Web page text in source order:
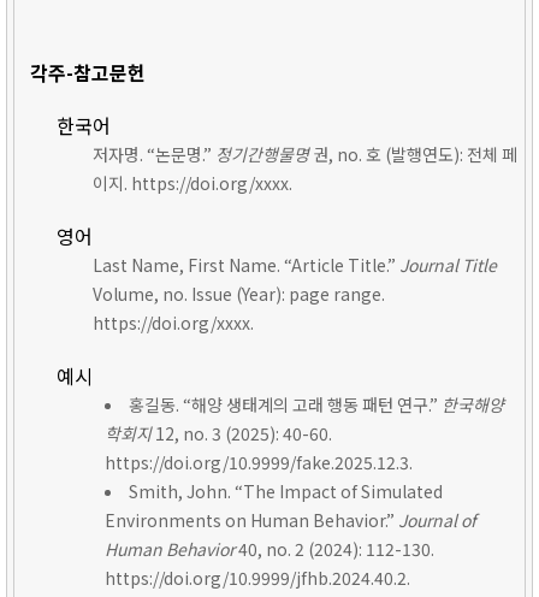
각주-참고문헌
한국어
저자명. “논문명.” 정기간행물명권, no. 호 (발행연도): 전체 페
이지. https://doi.org/xxxx.
영어
Last Name, First Name. “Article Title.” Journal Title
Volume, no. Issue (Year): page range.
https://doi.org/xxxx.
예시
홍길동. “해양 생태계의 고래 행동 패턴 연구.” 한국해양
학회지12, no. 3 (2025): 40-60.
https://doi.org/10.9999/fake.2025.12.3.
Smith, John. “The Impact of Simulated
Environments on Human Behavior.” Journal of
Human Behavior40, no. 2 (2024): 112-130.
https://doi.org/10.9999/jfhb.2024.40.2.